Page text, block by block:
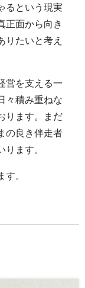
るという現実
正面から向き
りたいと考え
営を支える一
々積み重ねな
ります。まだ
の良き伴走者
ります。
す。